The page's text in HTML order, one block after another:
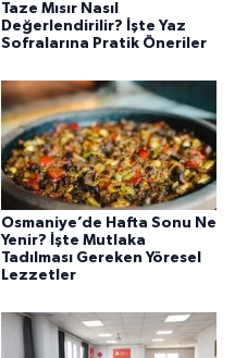
Taze Mısır Nasıl
Değerlendirilir? İşte Yaz
Sofralarına Pratik Öneriler
Osmaniye’de Hafta Sonu Ne
Yenir? İşte Mutlaka
Tadılması Gereken Yöresel
Lezzetler